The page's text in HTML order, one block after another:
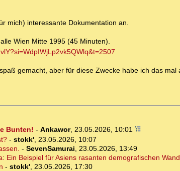
mich) interessante Dokumentation an.
Wien Mitte 1995 (45 Minuten).
gemacht, aber für diese Zwecke habe ich das
Bunten! - Ankawor, 23.05.2026, 10:01
- stokk', 23.05.2026, 10:07
- SevenSamurai, 23.05.2026, 13:49
Ein Beispiel für Asiens rasanten demografischen
- stokk', 23.05.2026, 17:30